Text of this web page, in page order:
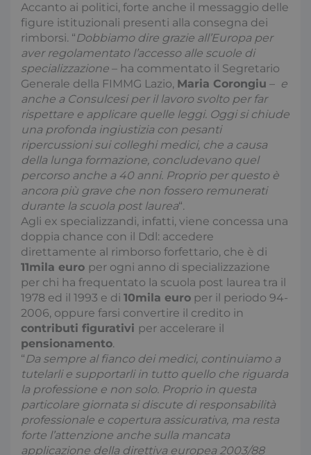
Accanto ai politici, forte anche il messaggio delle
figure istituzionali presenti alla consegna dei
rimborsi. “Dobbiamo dire grazie all’Europa per
aver regolamentato l’accesso alle scuole di
specializzazione – ha commentato il Segretario
Generale della FIMMG Lazio, Maria Corongiu – e
anche a Consulcesi per il lavoro svolto per far
rispettare e applicare quelle leggi. Oggi si chiude
una profonda ingiustizia con pesanti
ripercussioni sui colleghi medici, che a causa
della lunga formazione, concludevano quel
percorso anche a 40 anni. Proprio per questo è
ancora più grave che non fossero remunerati
durante la scuola post laurea“.
Agli ex specializzandi, infatti, viene concessa una
doppia chance con il Ddl: accedere
direttamente al rimborso forfettario, che è di
11mila euro per ogni anno di specializzazione
per chi ha frequentato la scuola post laurea tra il
1978 ed il 1993 e di 10mila euro per il periodo 94-
2006, oppure farsi convertire il credito in
contributi figurativi per accelerare il
pensionamento.
“Da sempre al fianco dei medici, continuiamo a
tutelarli e supportarli in tutto quello che riguarda
la professione e non solo. Proprio in questa
particolare giornata si discute di responsabilità
professionale e copertura assicurativa, ma resta
forte l’attenzione anche sulla mancata
applicazione della direttiva europea 2003/88